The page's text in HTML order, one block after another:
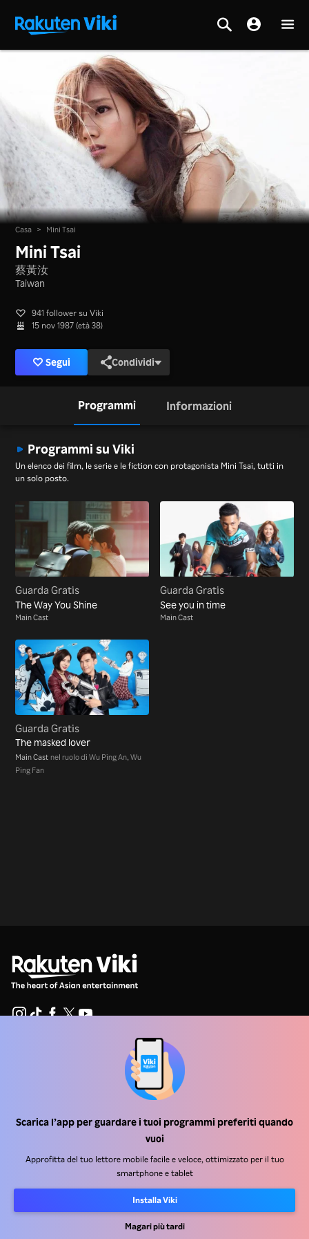
Scarica l’app per guardare i tuoi programmi preferiti quando
vuoi
Approfitta del tuo lettore mobile facile e veloce, ottimizzato per il tuo
smartphone e tablet
Installa Viki
Magari più tardi
Casa > Mini Tsai
Mini Tsai
蔡黃汝
Taiwan
941 follower su Viki
15 nov 1987 (età 38)
Segui Condividi
Programmi Informazioni
Programmi su Viki
Un elenco dei film, le serie e le fiction con protagonista Mini Tsai, tutti in
un solo posto.
Guarda Gratis
The Way You Shine
Main Cast
Guarda Gratis
See you in time
Main Cast
Guarda Gratis
The masked lover
Main Cast nel ruolo di Wu Ping An, Wu
Ping Fan
Partner per la distribuzione
Centro stampa
Informativa sulla privacy